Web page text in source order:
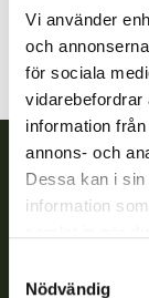
Vi använder
och
för sociala
vidarebefordrar
information
annons- och
Dessa kan i
information
Nödvändig
Finlands